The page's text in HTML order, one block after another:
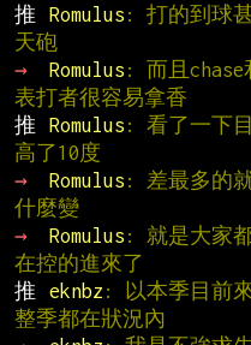
推
Romulus : 打的到球
天砲
→
Romulus : 而且chase
表打者很容易拿香
推
Romulus : 看了一下
高了10度
→
Romulus : 差最多的
什麼變
→
Romulus : 就是大家
在控的進來了
推
eknbz : 以本季目前
整季都在狀況內